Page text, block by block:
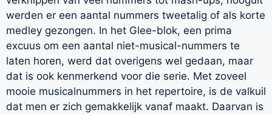
werden er een aantal nummers tweetalig of als korte
medley gezongen. In het Glee-blok, een prima
excuus om een aantal niet-musical-nummers te
laten horen, werd dat overigens wel gedaan, maar
dat is ook kenmerkend voor die serie. Met zoveel
mooie musicalnummers in het repertoire, is de valkuil
dat men er zich gemakkelijk vanaf maakt. Daarvan is